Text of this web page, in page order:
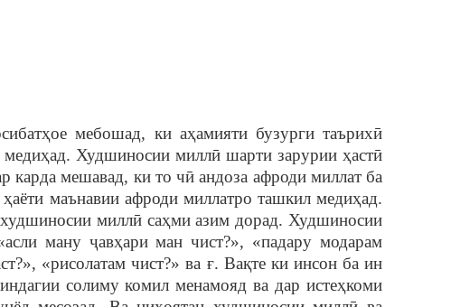
мебошад, ки аҳамияти бузурги таърихӣ
Худшиносии миллӣ шарти зарурии ҳастӣ
карда мешавад, ки то чӣ андоза афроди миллат ба
маънавии афроди миллатро ташкил медиҳад.
миллӣ саҳми азим дорад. Худшиносии
ману ҷавҳари ман чист?», «падару модарам
«рисолатам чист?» ва ғ. Вақте ки инсон ба ин
солиму комил менамояд ва дар истеҳкоми